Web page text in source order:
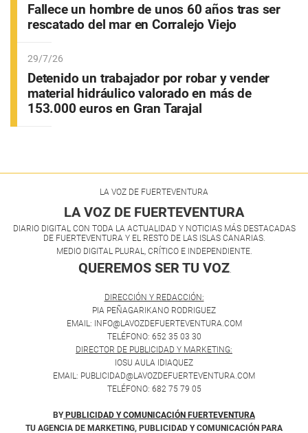
Fallece un hombre de unos 60 años tras ser
rescatado del mar en Corralejo Viejo
29/7/26
Detenido un trabajador por robar y vender
material hidráulico valorado en más de
153.000 euros en Gran Tarajal
LA VOZ DE FUERTEVENTURA
LA VOZ DE FUERTEVENTURA
DIARIO DIGITAL CON TODA LA ACTUALIDAD Y NOTICIAS MÁS DESTACADAS
DE FUERTEVENTURA Y EL RESTO DE LAS ISLAS CANARIAS.
MEDIO DIGITAL PLURAL, CRÍTICO E INDEPENDIENTE.
QUEREMOS SER TU VOZ
DIRECCIÓN Y REDACCIÓN:
PIA PEÑAGARIKANO RODRIGUEZ
EMAIL: INFO@LAVOZDEFUERTEVENTURA.COM
TELÉFONO: 652 35 03 30
DIRECTOR DE PUBLICIDAD Y MARKETING:
IOSU AULA IDIAQUEZ
EMAIL: PUBLICIDAD@LAVOZDEFUERTEVENTURA.COM
TELÉFONO: 682 75 79 05
BY PUBLICIDAD Y COMUNICACIÓN FUERTEVENTURA
TU AGENCIA DE MARKETING, PUBLICIDAD Y COMUNICACIÓN PARA